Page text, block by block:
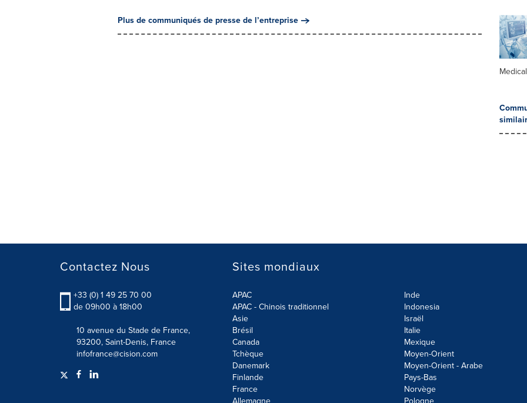
Plus de communiqués de presse de l’entreprise
Contactez Nous
+33 (0) 1 49 25 70 00
de 09h00 à 18h00
10 avenue du Stade de France,
93200, Saint-Denis, France
infofrance@cision.com
Sites mondiaux
APAC
APAC - Chinois traditionnel
Asie
Brésil
Canada
Tchèque
Danemark
Finlande
France
Inde
Indonesia
Israël
Italie
Mexique
Moyen-Orient
Moyen-Orient - Arabe
Pays-Bas
Norvège